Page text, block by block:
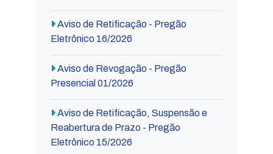
Aviso de Retificação - Pregão
Eletrônico 16/2026
Aviso de Revogação - Pregão
Presencial 01/2026
Aviso de Retificação, Suspensão e
Reabertura de Prazo - Pregão
Eletrônico 15/2026